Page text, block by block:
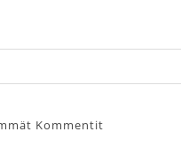
Kommentit